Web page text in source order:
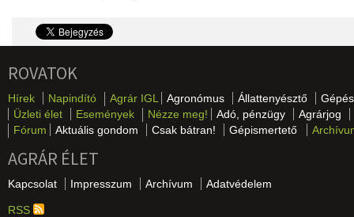
ROVATOK
Hírek Napindító Agrár IGL Agronómus Állattenyésztő
Üzleti élet
Események Nézze meg! Adó, pénzügy
Agrárjog
Fórum
Aktuális gondom Csak bátran! Gépismertető
AGRÁR ÉLET
Kapcsolat Impresszum Archívum Adatvédelem
RSS